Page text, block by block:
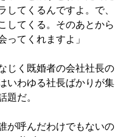
してくるんですよ。で、
してくる。そのあとから
ってくれますよ」
じく既婚者の会社社長の
いわゆる社長ばかりが集
題だ。
が呼んだわけでもないの